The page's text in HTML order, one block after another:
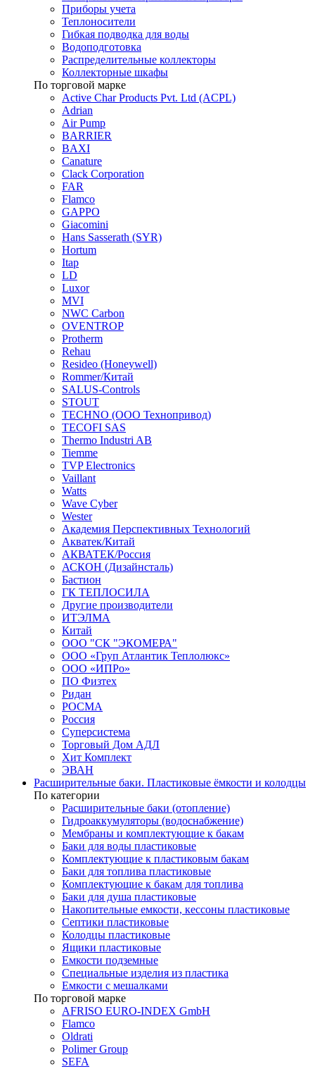
Приборы учета
Теплоносители
Гибкая подводка для воды
Водоподготовка
Распределительные коллекторы
Коллекторные шкафы
По торговой марке
Active Char Products Pvt. Ltd (ACPL)
Adrian
Air Pump
BARRIER
BAXI
Canature
Clack Corporation
FAR
Flamco
GAPPO
Giacomini
Hans Sasserath (SYR)
Hortum
Itap
LD
Luxor
MVI
NWC Carbon
OVENTROP
Protherm
Rehau
Resideo (Honeywell)
Rommer/Китай
SALUS-Controls
STOUT
TECHNO (ООО Технопривод)
TECOFI SAS
Thermo Industri AB
Tiemme
TVP Electronics
Vaillant
Watts
Wave Cyber
Wester
Академия Перспективных Технологий
Акватек/Китай
АКВАТЕК/Россия
АСКОН (Дизайнсталь)
Бастион
ГК ТЕПЛОСИЛА
Другие производители
ИТЭЛМА
Китай
ООО "СК "ЭКОМЕРА"
ООО «Груп Атлантик Теплолюкс»
ООО «ИПРо»
ПО Физтех
Ридан
РОСМА
Россия
Суперсистема
Торговый Дом АДЛ
Хит Комплект
ЭВАН
Расширительные баки. Пластиковые ёмкости и колодцы
По категории
Расширительные баки (отопление)
Гидроаккумуляторы (водоснабжение)
Мембраны и комплектующие к бакам
Баки для воды пластиковые
Комплектующие к пластиковым бакам
Баки для топлива пластиковые
Комплектующие к бакам для топлива
Баки для душа пластиковые
Накопительные емкости, кессоны пластиковые
Септики пластиковые
Колодцы пластиковые
Ящики пластиковые
Емкости подземные
Специальные изделия из пластика
Емкости с мешалками
По торговой марке
AFRISO EURO-INDEX GmbH
Flamco
Oldrati
Polimer Group
SEFA